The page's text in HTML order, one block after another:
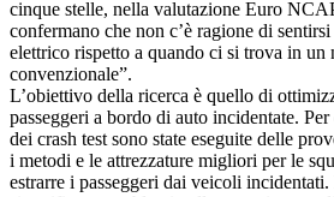
cinque stelle, nella valutazione Euro
confermano che non c’è ragione di
elettrico rispetto a quando ci si trova in un
convenzionale”.
L’obiettivo della ricerca è quello di
passeggeri a bordo di auto incidentate.
dei crash test sono state eseguite delle
i metodi e le attrezzature migliori per le
estrarre i passeggeri dai veicoli